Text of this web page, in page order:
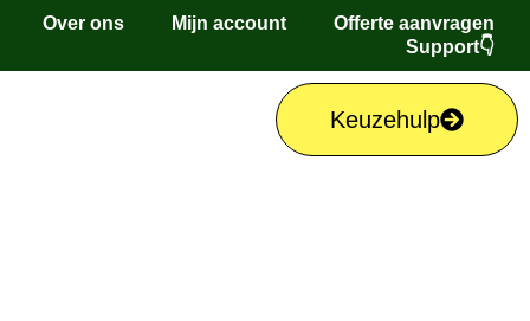
Over ons Mijn account
Offerte aanvragen
Support👇
Keuzehulp